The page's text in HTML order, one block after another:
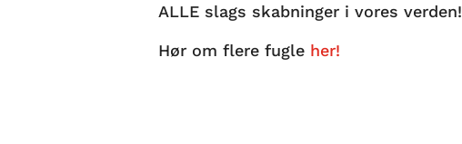
ALLE slags skabninger i vores verden!
Hør om flere fugle her!